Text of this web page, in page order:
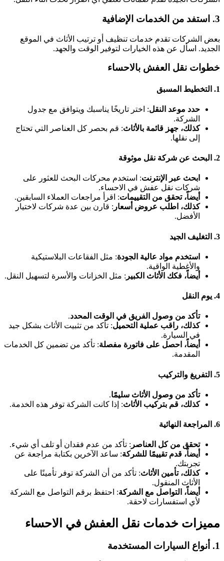
3. استفد من الخدمات الإضافية
بعض الشركات تقدم خدمات تنظيف أو ترتيب الأثاث في الموقع
الجديد. اسأل عن هذه الخيارات لتوفير الوقت والجهد.
خطوات نقل العفش بالاحساء
1. التخطيط المسبق
حدد موعد النقل: اختر تاريخًا يناسبك ويتوافق مع جدول
الشركة.
كذلك، جهز قائمة بالأثاث: قم بحصر كل العناصر التي تحتاج
إلى نقلها.
2. البحث عن شركة نقل موثوقة
ابحث عبر الإنترنت: استخدم محركات البحث للعثور على
شركات نقل عفش في الاحساء.
أيضاً، تحقق من التقييمات: اقرأ مراجعات العملاء السابقين.
كذلك، اطلب عروض أسعار : قارن بين عدة شركات لاختيار
الأفضل.
3. التغليف الجيد
استخدم مواد عالية الجودة: مثل الفقاعات البلاستيكية
والأغطية الواقية.
أيضاً، فكك الأثاث الكبير : مثل الخزانات والأسرة لتسهيل النقل.
4. يوم النقل
تأكد من وصول الفريق في الوقت المحدد.
كذلك، راقب عملية التحميل: تأكد من تثبيت الأثاث بشكل جيد
في السيارة.
أيضاً، احصل على فاتورة مفصلة: تأكد من تضمين كل الخدمات
المقدمة.
5. التفريغ والتركيب
تأكد من وصول الأثاث سليمًا.
كذلك، قم بتركيب الأثاث: إذا كانت الشركة توفر هذه الخدمة.
6. المراجعة النهائية
تحقق من كل العناصر : تأكد من عدم فقدان أو تلف أي شيء.
أيضاً، قدم تقييمًا للشركة: ساعد الآخرين بكتابة مراجعة عن
تجربتك.
كذلك، تأمين الأثاث: تأكد من أن الشركة توفر تأمينًا على
الأثاث المنقول.
أيضاً، التواصل مع الشركة: احتفظ برقم التواصل مع الشركة
لأي استفسارات لاحقة.
مميزات خدمات نقل العفش في الاحساء
1. أنواع السيارات المستخدمة